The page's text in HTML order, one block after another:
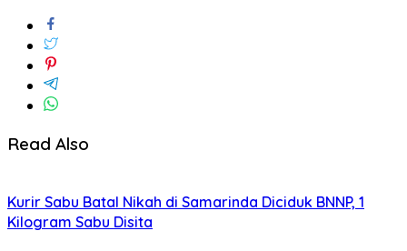
Read Also
Kurir Sabu Batal Nikah di Samarinda Diciduk BNNP, 1
Kilogram Sabu Disita